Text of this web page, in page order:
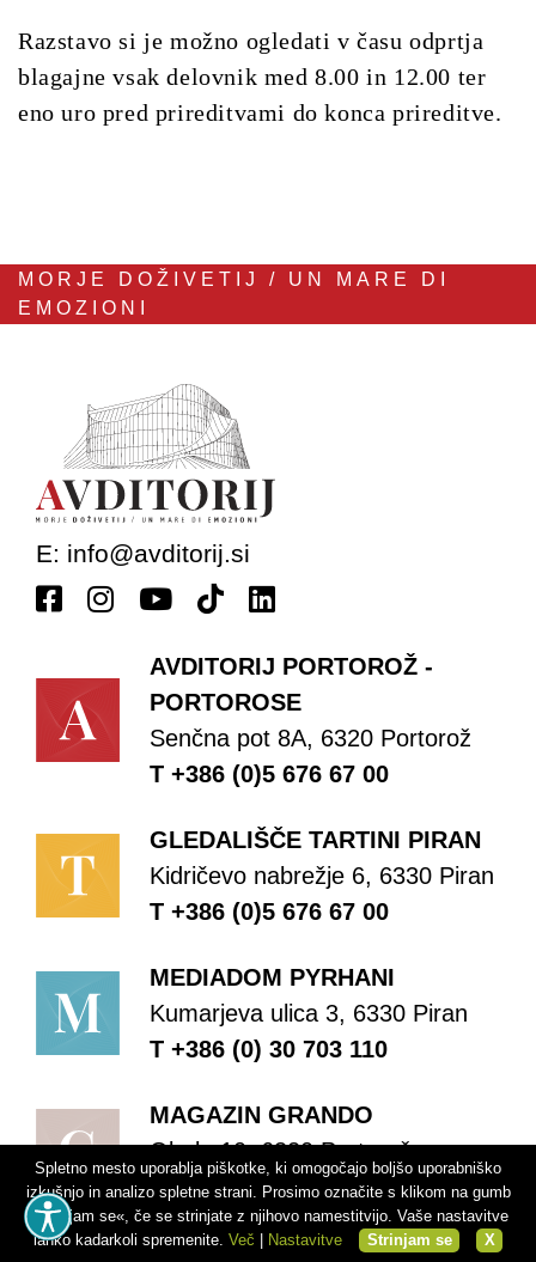
Razstavo si je možno ogledati v času odprtja
blagajne vsak delovnik med 8.00 in 12.00 ter
eno uro pred prireditvami do konca prireditve.
MORJE DOŽIVETIJ / UN MARE DI
EMOZIONI
E: info@avditorij.si
AVDITORIJ PORTOROŽ -
PORTOROSE
Senčna pot 8A, 6320 Portorož
T +386 (0)5 676 67 00
GLEDALIŠČE TARTINI PIRAN
Kidričevo nabrežje 6, 6330 Piran
T +386 (0)5 676 67 00
MEDIADOM PYRHANI
Kumarjeva ulica 3, 6330 Piran
T +386 (0) 30 703 110
MAGAZIN GRANDO
Obala 10, 6320 Portorož
T +386 (0)5 676 67 00
Spletno mesto uporablja piškotke, ki omogočajo boljšo uporabniško
izkušnjo in analizo spletne strani. Prosimo označite s klikom na gumb
»Strinjam se«, če se strinjate z njihovo namestitvijo. Vaše nastavitve
lahko kadarkoli spremenite. Več Nastavitve Strinjam se X